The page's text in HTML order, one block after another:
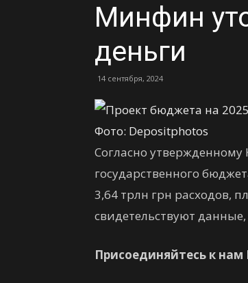
Минфин
деньги
14 сентября, 2024
Фото: Depositphotos
Согласно
государственного
3,64 трлн грн расходов,
свидетельствуют
Присоединяйтесь к нам